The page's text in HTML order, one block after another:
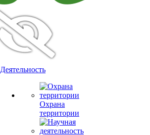
Деятельность
Охрана
территории